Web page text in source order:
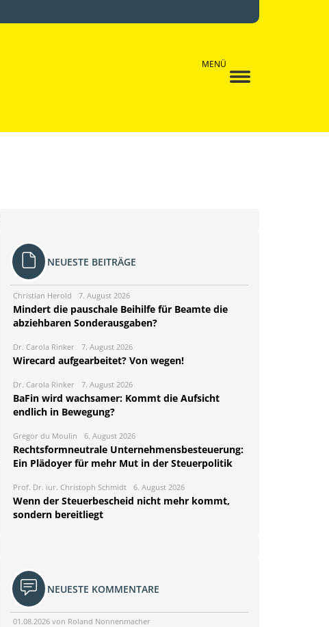
MENÜ
NEUESTE BEITRÄGE
Christian Herold 7. August 2026
Mindert die pauschale Beihilfe für Beamte die
abziehbaren Sonderausgaben?
Dr. Carola Rinker 7. August 2026
Wirecard aufgearbeitet? Von wegen!
Dr. Carola Rinker 7. August 2026
BaFin wird wachsamer: Kommt die Aufsicht
endlich in Bewegung?
Gregor du Moulin 6. August 2026
Rechtsformneutrale Unternehmensbesteuerung:
Ein Plädoyer für mehr Mut in der Steuerpolitik
Prof. Dr. iur. Christoph Schmidt 6. August 2026
Wenn der Steuerbescheid nicht mehr kommt,
sondern bereitliegt
NEUESTE KOMMENTARE
01.08.2026 von Roland Nonnenmacher